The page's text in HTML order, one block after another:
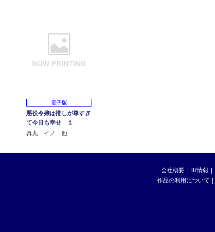
電子版
悪役令嬢は推しが尊すぎ
て今日も幸せ １
真丸 イノ 他
会社概要 IR情報
作品の利用について